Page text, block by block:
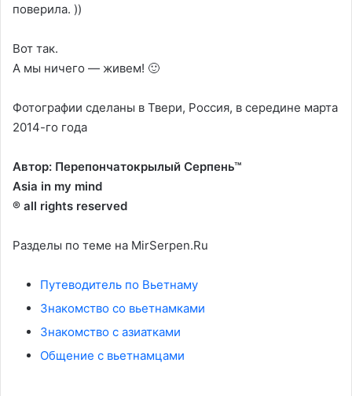
поверила. ))
Вот так.
А мы ничего — живем! 🙂
Фотографии сделаны в Твери, Россия, в середине марта
2014-го года
Автор: Перепончатокрылый Серпень™
Asia in my mind
® all rights reserved
Разделы по теме на MirSerpen.Ru
Путеводитель по Вьетнаму
Знакомство со вьетнамками
Знакомство с азиатками
Общение с вьетнамцами